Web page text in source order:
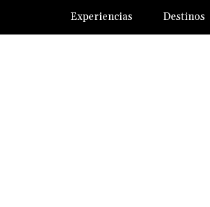
Experiencias Destinos